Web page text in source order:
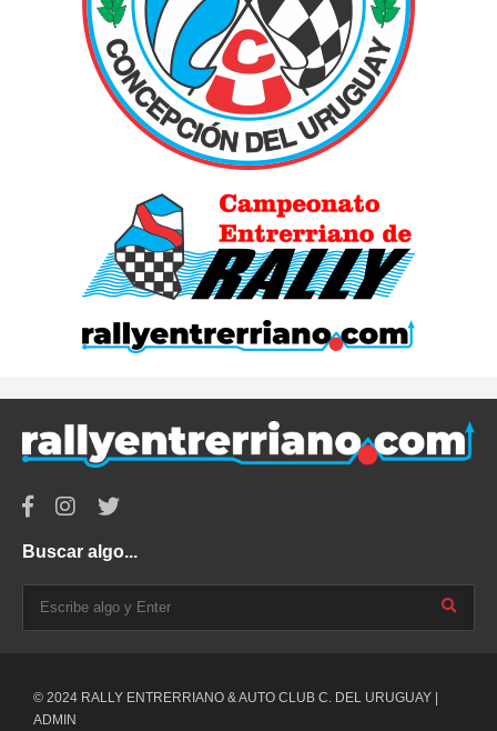
Buscar algo...
© 2024 RALLY ENTRERRIANO & AUTO CLUB C. DEL URUGUAY |
ADMIN